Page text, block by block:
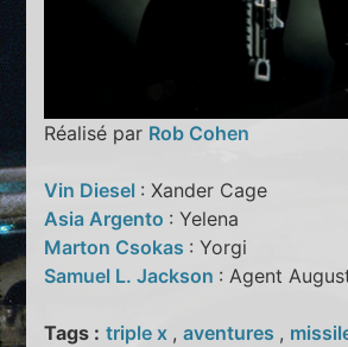
Réalisé par Rob Cohen
Vin Diesel : Xander Cage
Asia Argento : Yelena
Marton Csokas : Yorgi
Samuel L. Jackson : Agent
Tags : triple x ,aventures ,